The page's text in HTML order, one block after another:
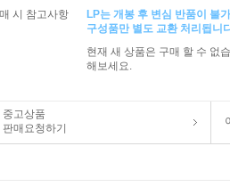
시 참고사항
LP는 개봉 후 변심 반품이 불
구성품만 별도 교환 처리됩니
현재 새 상품은 구매 할 수 없
해보세요.
중고상품
판매요청하기